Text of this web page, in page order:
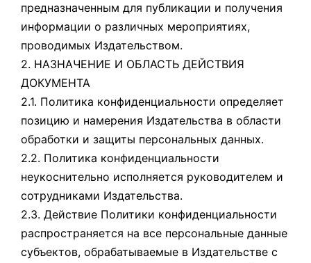
предназначенным для публикации и получения
информации о различных мероприятиях,
проводимых Издательством.
2. НАЗНАЧЕНИЕ И ОБЛАСТЬ ДЕЙСТВИЯ
ДОКУМЕНТА
2.1. Политика конфиденциальности определяет
позицию и намерения Издательства в области
обработки и защиты персональных данных.
2.2. Политика конфиденциальности
неукоснительно исполняется руководителем и
сотрудниками Издательства.
2.3. Действие Политики конфиденциальности
распространяется на все персональные данные
субъектов, обрабатываемые в Издательстве с